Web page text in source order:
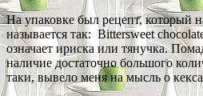
На упаковке был рецепт, который
называется так: Bittersweet
означает ириска или тянучка.
наличие достаточно большого
таки, вывело меня на мысль о